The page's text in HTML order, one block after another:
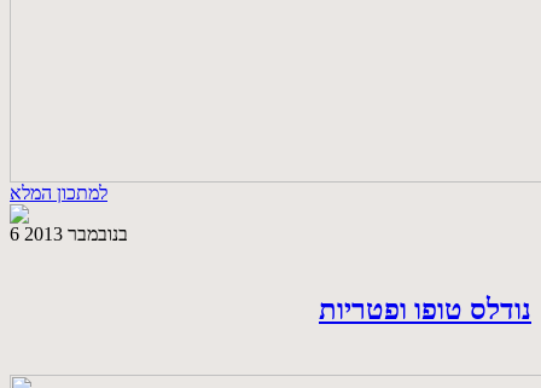
למתכון המלא
6 בנובמבר 2013
נודלס טופו ופטריות